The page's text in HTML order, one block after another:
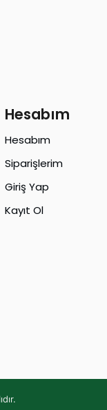
Hesabım
Hesabım
Siparişlerim
Giriş Yap
Kayıt Ol